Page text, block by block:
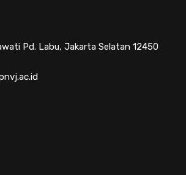
Pd. Labu, Jakarta Selatan 12450